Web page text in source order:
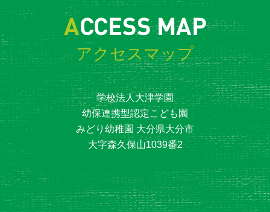
ACCESS MAP
アクセスマップ
学校法人大津学園
幼保連携型認定こども園
みどり幼稚園 大分県大分市
大字森久保山1039番2